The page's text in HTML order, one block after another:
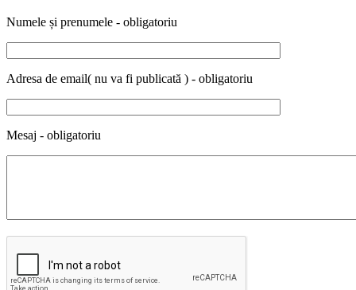
Numele și prenumele - obligatoriu
Adresa de email( nu va fi publicată ) - obligatoriu
Mesaj - obligatoriu